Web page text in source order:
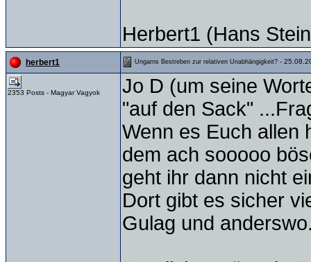
Herbert1 (Hans
herbert1 Ungarns Bestreben zur relativen Unabhängigkeit? -
2353 Posts - Magyar Vagyok
Jo D (um seine
"auf den Sack"
Wenn es Euch allen
dem ach sooooo
geht ihr dann nicht
Dort gibt es sicher
Gulag und